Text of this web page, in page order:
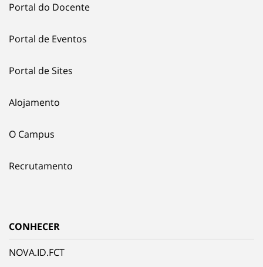
Portal do Docente
Portal de Eventos
Portal de Sites
Alojamento
O Campus
Recrutamento
CONHECER
NOVA.ID.FCT